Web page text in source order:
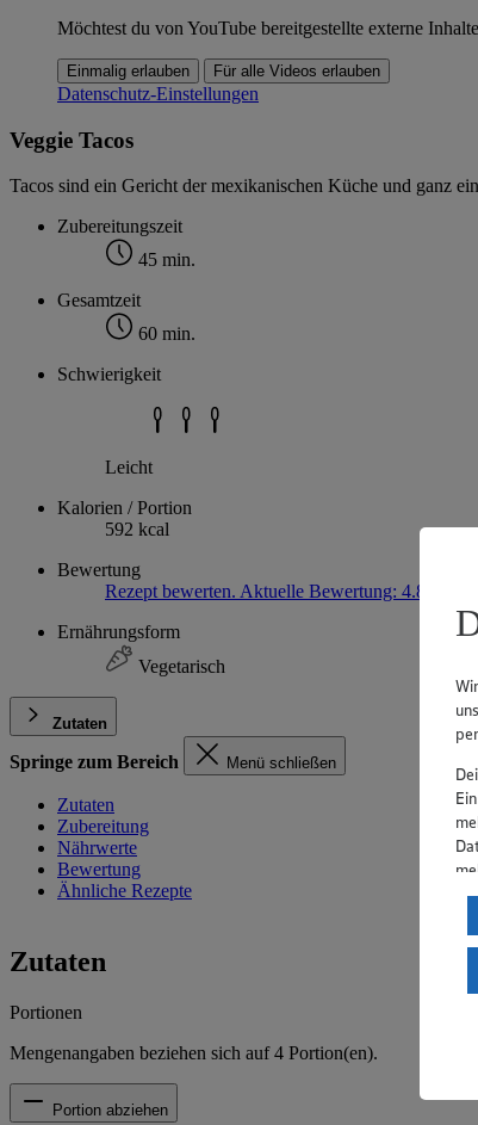
Möchtest du von YouTube bereitgestellte externe
Einmalig erlauben Für alle Videos erlauben
Datenschutz-Einstellungen
Veggie Tacos
Tacos sind ein Gericht der mexikanischen Küche und ganz
Zubereitungszeit
45 min.
Gesamtzeit
60 min.
Schwierigkeit
Leicht
Kalorien / Portion
592 kcal
Bewertung
Rezept bewerten. Aktuelle Bewertung: 4.8
Ernährungsform
Vegetarisch
Zutaten
Springe zum Bereich Menü schließen
Zutaten
Zubereitung
Nährwerte
Bewertung
Ähnliche Rezepte
Zutaten
Portionen
Mengenangaben beziehen sich auf4 Portion(en).
Portion abziehen